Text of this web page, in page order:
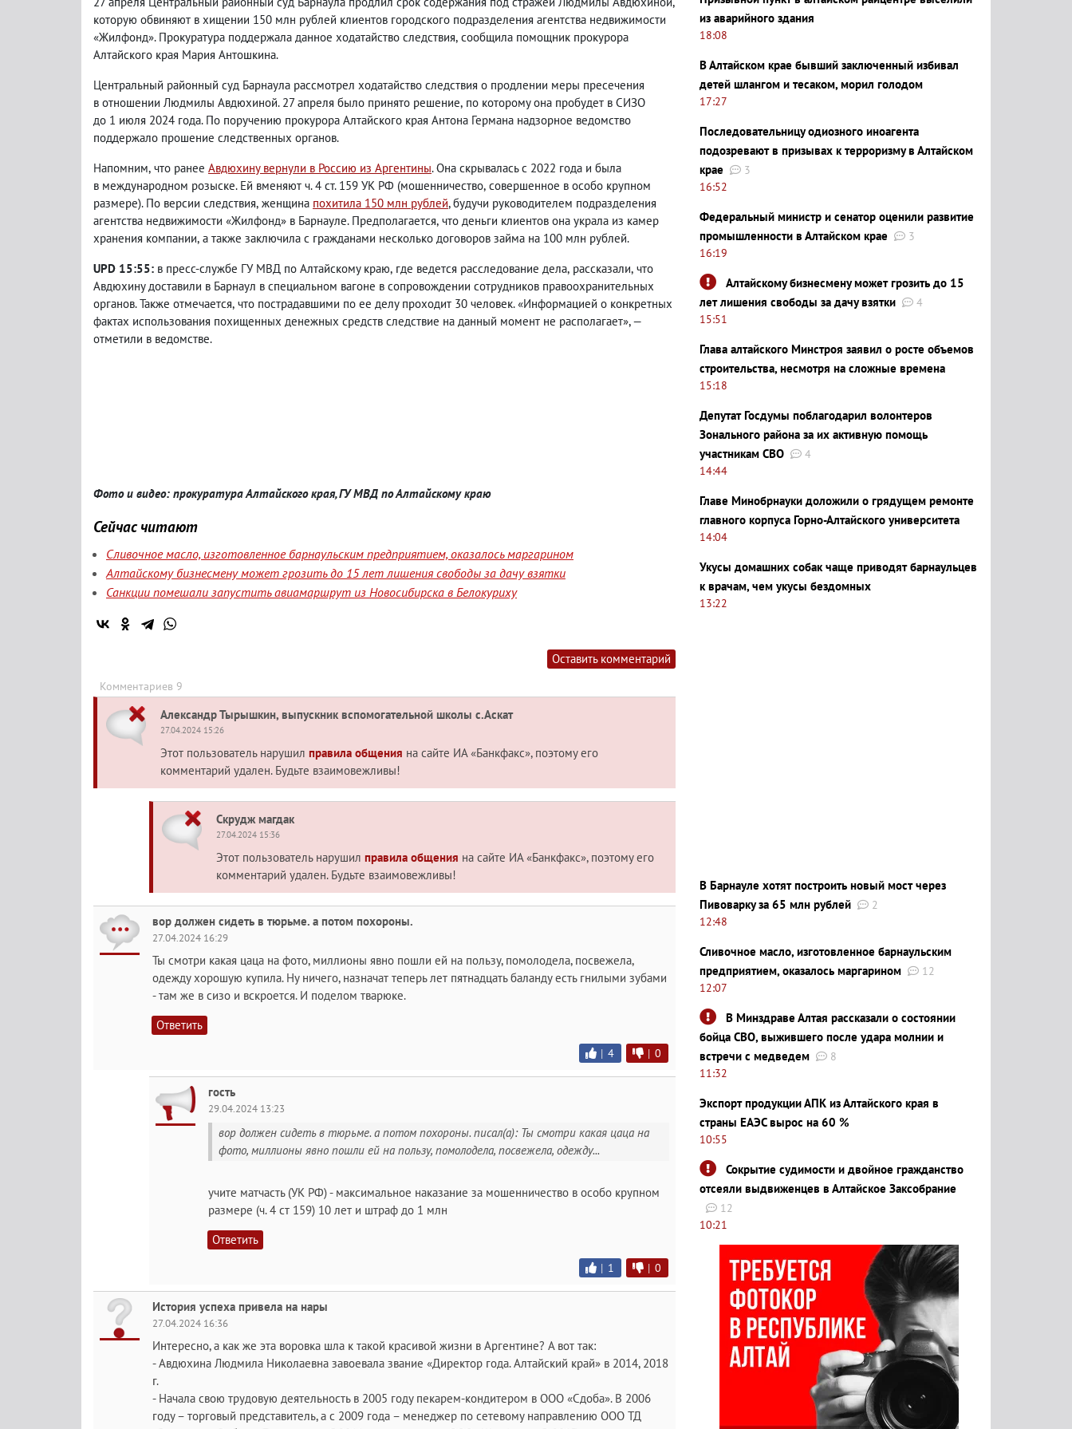
которую обвиняют в хищении 150 млн рублей клиентов городского подразделения агентства недвижимости
«Жилфонд». Прокуратура поддержала данное ходатайство следствия, сообщила помощник прокурора
Алтайского края Мария Антошкина.
Центральный районный суд Барнаула рассмотрел ходатайство следствия о продлении меры пресечения
в отношении Людмилы Авдюхиной. 27 апреля было принято решение, по которому она пробудет в СИЗО
до 1 июля 2024 года. По поручению прокурора Алтайского края Антона Германа надзорное ведомство
поддержало прошение следственных органов.
Напомним, что ранее Авдюхину вернули в Россию из Аргентины. Она скрывалась с 2022 года и была
в международном розыске. Ей вменяют ч. 4 ст. 159 УК РФ (мошенничество, совершенное в особо крупном
размере). По версии следствия, женщина похитила 150 млн рублей, будучи руководителем подразделения
агентства недвижимости «Жилфонд» в Барнауле. Предполагается, что деньги клиентов она украла из камер
хранения компании, а также заключила с гражданами несколько договоров займа на 100 млн рублей.
UPD 15:55: в пресс-службе ГУ МВД по Алтайскому краю, где ведется расследование дела, рассказали, что
Авдюхину доставили в Барнаул в специальном вагоне в сопровождении сотрудников правоохранительных
органов. Также отмечается, что пострадавшими по ее делу проходит 30 человек. «Информацией о конкретных
фактах использования похищенных денежных средств следствие на данный момент не располагает», —
отметили в ведомстве.
Фото и видео: прокуратура Алтайского края, ГУ МВД по Алтайскому краю
Сейчас читают
Сливочное масло, изготовленное барнаульским предприятием, оказалось маргарином
Алтайскому бизнесмену может грозить до 15 лет лишения свободы за дачу взятки
Санкции помешали запустить авиамаршрут из Новосибирска в Белокуриху
Оставить комментарий
Комментариев 9
Александр Тырышкин, выпускник вспомогательной школы с.Аскат
27.04.2024 15:26
Этот пользователь нарушил правила общения на сайте ИА «Банкфакс», поэтому его
комментарий удален. Будьте взаимовежливы!
Скрудж магдак
27.04.2024 15:36
Этот пользователь нарушил правила общения на сайте ИА «Банкфакс», поэтому его
комментарий удален. Будьте взаимовежливы!
вор должен сидеть в тюрьме. а потом похороны.
27.04.2024 16:29
Ты смотри какая цаца на фото, миллионы явно пошли ей на пользу, помолодела, посвежела,
одежду хорошую купила. Ну ничего, назначат теперь лет пятнадцать баланду есть гнилыми зубами
- там же в сизо и вскроется. И поделом тварюке.
Ответить
| 4 | 0
гость
29.04.2024 13:23
вор должен сидеть в тюрьме. а потом похороны. писал(а): Ты смотри какая цаца на
фото, миллионы явно пошли ей на пользу, помолодела, посвежела, одежду...
учите матчасть (УК РФ) - максимальное наказание за мошенничество в особо крупном
размере (ч. 4 ст 159) 10 лет и штраф до 1 млн
Ответить
| 1 | 0
История успеха привела на нары
27.04.2024 16:36
Интересно, а как же эта воровка шла к такой красивой жизни в Аргентине? А вот так:
- Авдюхина Людмила Николаевна завоевала звание «Директор года. Алтайский край» в 2014, 2018
г.
- Начала свою трудовую деятельность в 2005 году пекарем-кондитером в ООО «Сдоба». В 2006
году – торговый представитель, а с 2009 года – менеджер по сетевому направлению ООО ТД
из аварийного здания
18:08
В Алтайском крае бывший заключенный избивал
детей шлангом и тесаком, морил голодом
17:27
Последовательницу одиозного иноагента
подозревают в призывах к терроризму в Алтайском
крае
3
16:52
Федеральный министр и сенатор оценили развитие
промышленности в Алтайском крае
3
16:19
Алтайскому бизнесмену может грозить до 15
лет лишения свободы за дачу взятки
4
15:51
Глава алтайского Минстроя заявил о росте объемов
строительства, несмотря на сложные времена
15:18
Депутат Госдумы поблагодарил волонтеров
Зонального района за их активную помощь
участникам СВО
4
14:44
Главе Минобрнауки доложили о грядущем ремонте
главного корпуса Горно-Алтайского университета
14:04
Укусы домашних собак чаще приводят барнаульцев
к врачам, чем укусы бездомных
13:22
В Барнауле хотят построить новый мост через
Пивоварку за 65 млн рублей
2
12:48
Сливочное масло, изготовленное барнаульским
предприятием, оказалось маргарином
12
12:07
В Минздраве Алтая рассказали о состоянии
бойца СВО, выжившего после удара молнии и
встречи с медведем
8
11:32
Экспорт продукции АПК из Алтайского края в
страны ЕАЭС вырос на 60 %
10:55
Сокрытие судимости и двойное гражданство
отсеяли выдвиженцев в Алтайское Заксобрание
12
10:21